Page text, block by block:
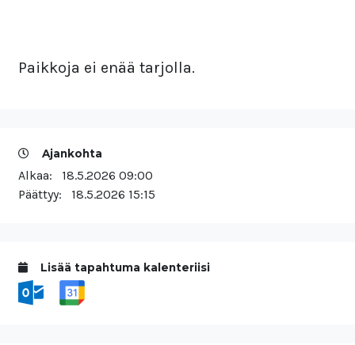
Paikkoja ei enää tarjolla.
Ajankohta
Alkaa: 18.5.2026 09:00
Päättyy: 18.5.2026 15:15
Lisää tapahtuma kalenteriisi